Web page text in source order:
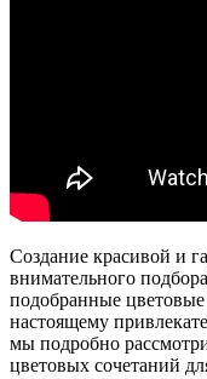
Создание красивой и
внимательного
подобранные
настоящему
мы подробно
цветовых сочетаний